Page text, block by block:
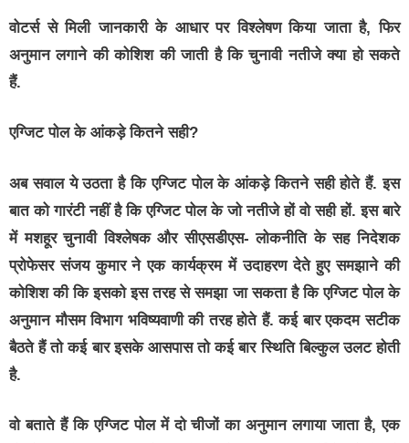
वोटर्स से मिली जानकारी के आधार पर विश्लेषण किया जाता है, फिर
अनुमान लगाने की कोशिश की जाती है कि चुनावी नतीजे क्या हो सकते
हैं.
एग्जिट पोल के आंकड़े कितने सही?
अब सवाल ये उठता है कि एग्जिट पोल के आंकड़े कितने सही होते हैं. इस
बात को गारंटी नहीं है कि एग्जिट पोल के जो नतीजे हों वो सही हों. इस बारे
में मशहूर चुनावी विश्लेषक और सीएसडीएस- लोकनीति के सह निदेशक
प्रोफेसर संजय कुमार ने एक कार्यक्रम में उदाहरण देते हुए समझाने की
कोशिश की कि इसको इस तरह से समझा जा सकता है कि एग्जिट पोल के
अनुमान मौसम विभाग भविष्यवाणी की तरह होते हैं. कई बार एकदम सटीक
बैठते हैं तो कई बार इसके आसपास तो कई बार स्थिति बिल्कुल उलट होती
है.
वो बताते हैं कि एग्जिट पोल में दो चीजों का अनुमान लगाया जाता है, एक